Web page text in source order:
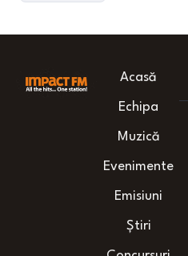
Acasă
Echipa
Muzică
Evenimente
Emisiuni
Știri